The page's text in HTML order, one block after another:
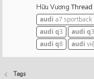
Hữu Vương Thread
audi a7 sportback
audi q3 audi q
audi q8 audi
Tags